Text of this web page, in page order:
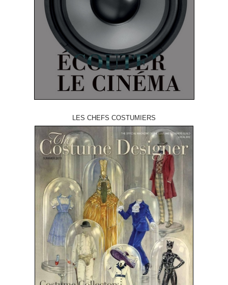
LES CHEFS COSTUMIERS